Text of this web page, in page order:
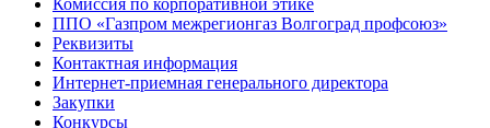
Комиссия по корпоративной этике
ППО «Газпром межрегионгаз Волгоград профсоюз»
Реквизиты
Контактная информация
Интернет-приемная генерального директора
Закупки
Конкурсы